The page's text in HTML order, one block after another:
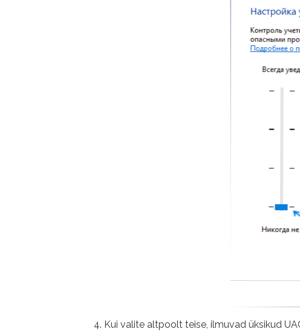
Kui valite altpoolt teise, ilmuvad üksikud